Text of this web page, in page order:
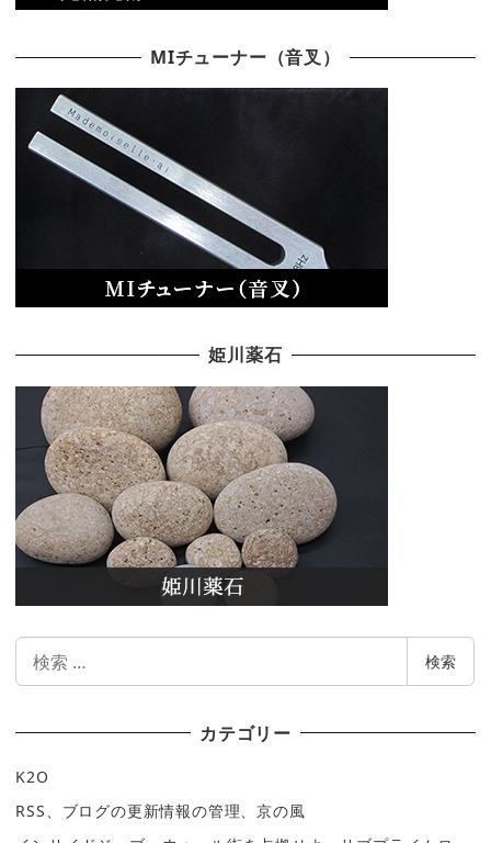
MIチューナー（音叉）
姫川薬石
検索
カテゴリー
K2O
RSS、ブログの更新情報の管理、京の風